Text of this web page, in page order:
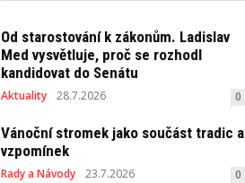
Od starostování k zákonům. Ladislav
Med vysvětluje, proč se rozhodl
kandidovat do Senátu
Aktuality 28.7.2026 0
Vánoční stromek jako součást tradic a
vzpomínek
Rady a Návody 23.7.2026 0